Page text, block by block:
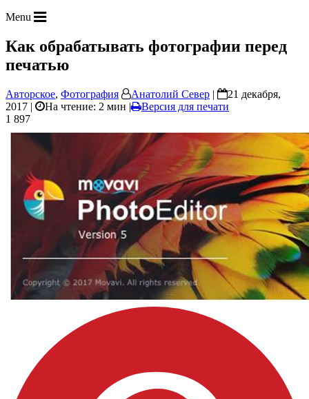
Menu
Как обрабатывать фотографии перед
печатью
Авторское, Фотография Анатолий Север |
21 декабря,
2017 |
На чтение: 2 мин |
Версия для печати
1 897